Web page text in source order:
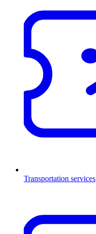
Transportation services